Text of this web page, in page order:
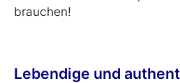
brauchen!
Lebendige und